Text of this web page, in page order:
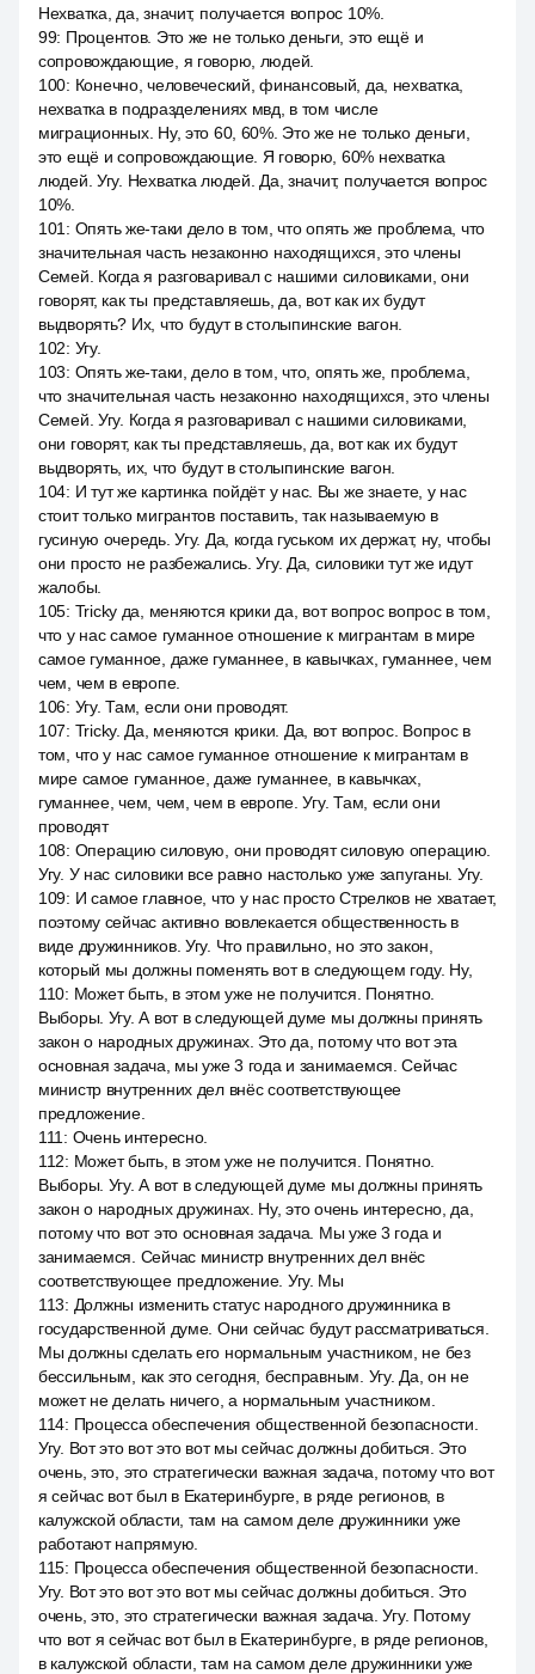
Нехватка, да, значит, получается вопрос 10%.
99: Процентов. Это же не только деньги, это ещё и
сопровождающие, я говорю, людей.
100: Конечно, человеческий, финансовый, да, нехватка,
нехватка в подразделениях мвд, в том числе
миграционных. Ну, это 60, 60%. Это же не только деньги,
это ещё и сопровождающие. Я говорю, 60% нехватка
людей. Угу. Нехватка людей. Да, значит, получается вопрос
10%.
101 : Опять же-таки дело в том, что опять же проблема, что
значительная часть незаконно находящихся, это члены
Семей. Когда я разговаривал с нашими силовиками, они
говорят, как ты представляешь, да, вот как их будут
выдворять? Их, что будут в столыпинские вагон.
102: Угу.
103: Опять же-таки, дело в том, что, опять же, проблема,
что значительная часть незаконно находящихся, это члены
Семей. Угу. Когда я разговаривал с нашими силовиками,
они говорят, как ты представляешь, да, вот как их будут
выдворять, их, что будут в столыпинские вагон.
104: И тут же картинка пойдёт у нас. Вы же знаете, у нас
стоит только мигрантов поставить, так называемую в
гусиную очередь. Угу. Да, когда гуськом их держат, ну, чтобы
они просто не разбежались. Угу. Да, силовики тут же идут
жалобы.
105: Tricky да, меняются крики да, вот вопрос вопрос в том,
что у нас самое гуманное отношение к мигрантам в мире
самое гуманное, даже гуманнее, в кавычках, гуманнее, чем
чем, чем в европе.
106: Угу. Там, если они проводят.
107: Tricky. Да, меняются крики. Да, вот вопрос. Вопрос в
том, что у нас самое гуманное отношение к мигрантам в
мире самое гуманное, даже гуманнее, в кавычках,
гуманнее, чем, чем, чем в европе. Угу. Там, если они
проводят
108: Операцию силовую, они проводят силовую операцию.
Угу. У нас силовики все равно настолько уже запуганы. Угу.
109: И самое главное, что у нас просто Стрелков не хватает,
поэтому сейчас активно вовлекается общественность в
виде дружинников. Угу. Что правильно, но это закон,
который мы должны поменять вот в следующем году. Ну,
110: Может быть, в этом уже не получится. Понятно.
Выборы. Угу. А вот в следующей думе мы должны принять
закон о народных дружинах. Это да, потому что вот эта
основная задача, мы уже 3 года и занимаемся. Сейчас
министр внутренних дел внёс соответствующее
предложение.
111 : Очень интересно.
112: Может быть, в этом уже не получится. Понятно.
Выборы. Угу. А вот в следующей думе мы должны принять
закон о народных дружинах. Ну, это очень интересно, да,
потому что вот это основная задача. Мы уже 3 года и
занимаемся. Сейчас министр внутренних дел внёс
соответствующее предложение. Угу. Мы
113: Должны изменить статус народного дружинника в
государственной думе. Они сейчас будут рассматриваться.
Мы должны сделать его нормальным участником, не без
бессильным, как это сегодня, бесправным. Угу. Да, он не
может не делать ничего, а нормальным участником.
114: Процесса обеспечения общественной безопасности.
Угу. Вот это вот это вот мы сейчас должны добиться. Это
очень, это, это стратегически важная задача, потому что вот
я сейчас вот был в Екатеринбурге, в ряде регионов, в
калужской области, там на самом деле дружинники уже
работают напрямую.
115: Процесса обеспечения общественной безопасности.
Угу. Вот это вот это вот мы сейчас должны добиться. Это
очень, это, это стратегически важная задача. Угу. Потому
что вот я сейчас вот был в Екатеринбурге, в ряде регионов,
в калужской области, там на самом деле дружинники уже